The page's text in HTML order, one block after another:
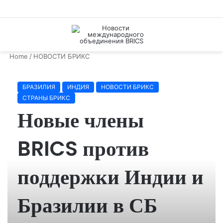
Home / НОВОСТИ БРИКС
БРАЗИЛИЯ ИНДИЯ
НОВОСТИ БРИКС
СТРАНЫ БРИКС
Новые члены
BRICS против
поддержки Индии и
Бразилии в СБ